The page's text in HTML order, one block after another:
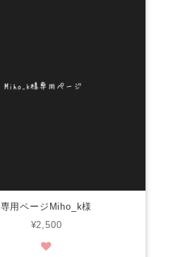
専用ページMiho_k様
¥2,500